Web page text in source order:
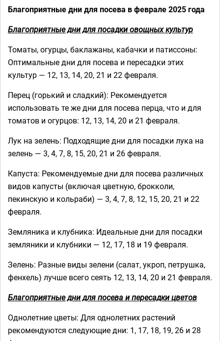
Благоприятные дни для посева в феврале 2025 года
Благоприятные дни для посадки овощных культур
Томаты, огурцы, баклажаны, кабачки и патиссоны:
Оптимальные дни для посева и пересадки этих
культур — 12, 13, 14, 20, 21 и 22 февраля.
Перец (горький и сладкий): Рекомендуется
использовать те же дни для посева перца, что и для
томатов и огурцов: 12, 13, 14, 20 и 21 февраля.
Лук на зелень: Подходящие дни для посадки лука на
зелень — 3, 4, 7, 8, 15, 20, 21 и 26 февраля.
Капуста: Рекомендуемые дни для посева различных
видов капусты (включая цветную, брокколи,
пекинскую и кольраби) — 3, 4, 7, 8, 12, 15, 20, 21 и 22
февраля.
Земляника и клубника: Идеальные дни для посадки
земляники и клубники — 12, 17, 18 и 19 февраля.
Зелень: Разные виды зелени (салат, укроп, петрушка,
фенхель) лучше всего сеять 12, 13, 14, 20 и 21 февраля.
Благоприятные дни для посева и пересадки цветов
Однолетние цветы: Для однолетних растений
рекомендуются следующие дни: 1, 17, 18, 19, 26 и 28